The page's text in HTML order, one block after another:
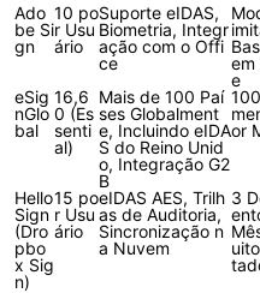
Ado
be Si
gn
10 po
r Usu
ário
Suporte eIDAS,
Biometria, Integr
ação com o Offi
ce
em
e
eSig
nGlo
bal
16,6
0 (Es
senti
al)
Mais de 100 Paí
ses Globalment
e, Incluindo eIDA
S do Reino Unid
o, Integração G2
B
or
Hello
Sign
(Dro
pbo
x Sig
n)
15 po
r Usu
ário
eIDAS AES, Trilh
as de Auditoria,
Sincronização n
a Nuvem
3